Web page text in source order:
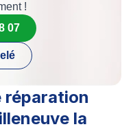
!
07
réparation
la